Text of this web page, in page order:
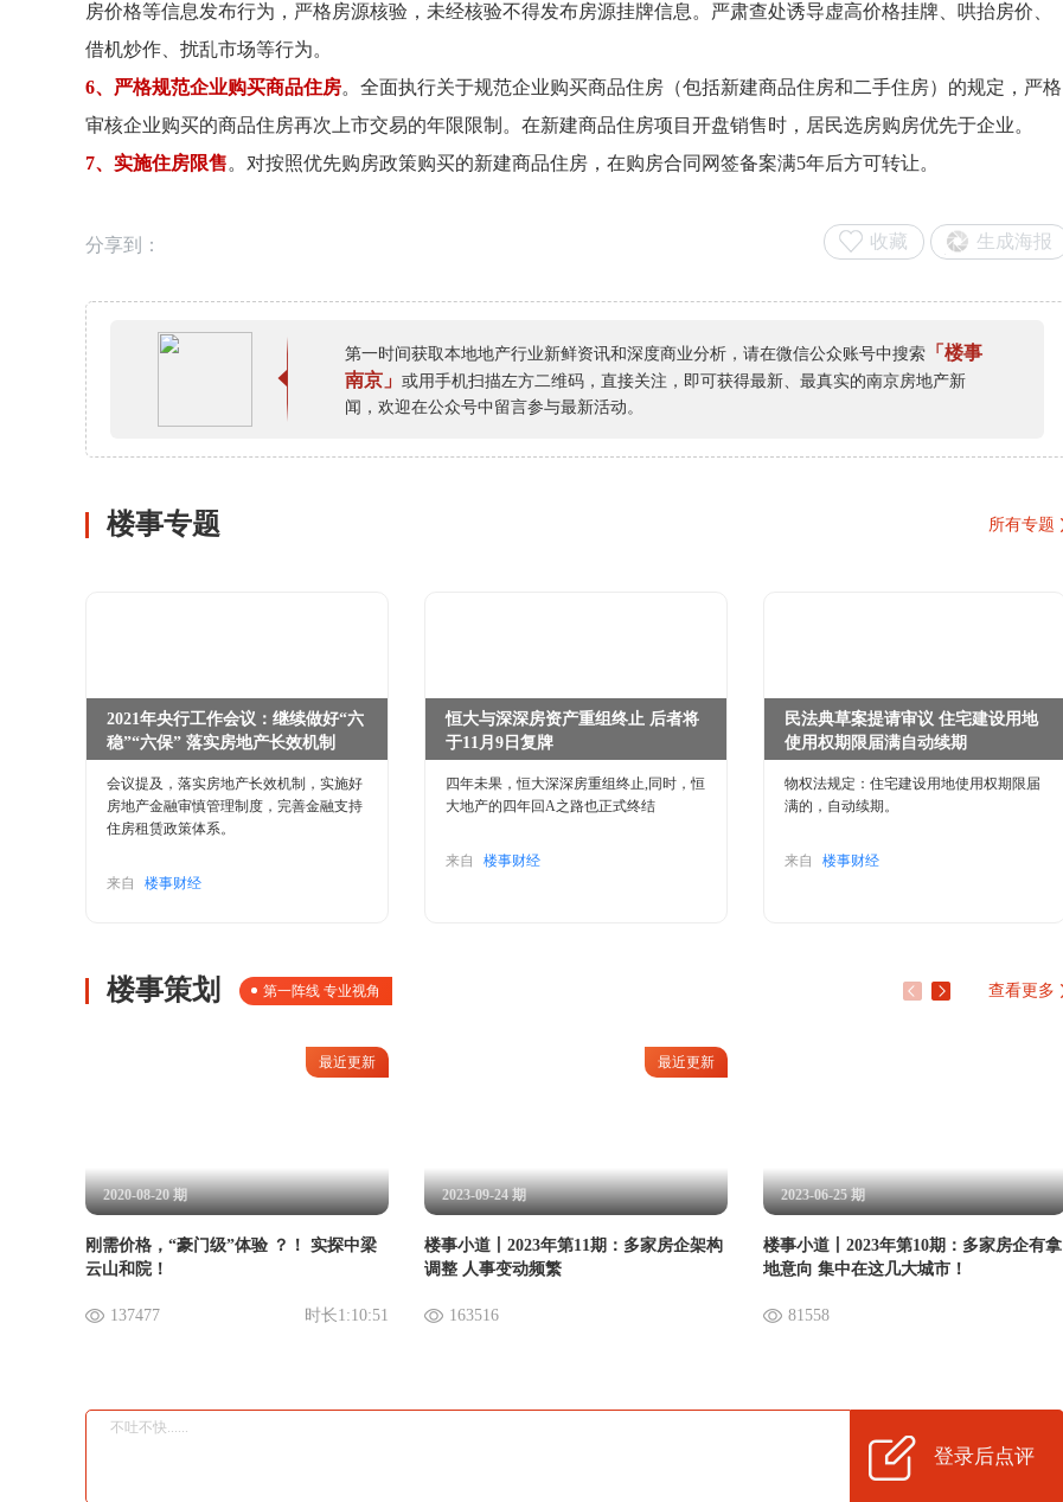
房价格等信息发布行为，严格房源核验，未经核验不得发布房源挂牌信息。严肃查处诱导虚高价格挂牌、哄抬房价、
借机炒作、扰乱市场等行为。
6、严格规范企业购买商品住房。全面执行关于规范企业购买商品住房（包括新建商品住房和二手住房）的规定，严格
审核企业购买的商品住房再次上市交易的年限限制。在新建商品住房项目开盘销售时，居民选房购房优先于企业。
7、实施住房限售。对按照优先购房政策购买的新建商品住房，在购房合同网签备案满5年后方可转让。
生成海报
收藏
分享到：
第一时间获取本地地产行业新鲜资讯和深度商业分析，请在微信公众账号中搜索 「楼事
南京」 或用手机扫描左方二维码，直接关注，即可获得最新、最真实的南京房地产新
闻，欢迎在公众号中留言参与最新活动。
楼事专题 所有专题
2021年央行工作会议：继续做好“六
稳”“六保” 落实房地产长效机制
会议提及，落实房地产长效机制，实施好
房地产金融审慎管理制度，完善金融支持
住房租赁政策体系。
来自 楼事财经
恒大与深深房资产重组终止 后者将
于11月9日复牌
四年未果，恒大深深房重组终止,同时，恒
大地产的四年回A之路也正式终结
来自 楼事财经
民法典草案提请审议 住宅建设用地
使用权期限届满自动续期
物权法规定：住宅建设用地使用权期限届
满的，自动续期。
来自 楼事财经
第一阵线 专业视角
楼事策划 查看更多
2020-08-20 期
最近更新
刚需价格，“豪门级”体验 ？！ 实探中梁
云山和院！
137477 时长1:10:51
2023-09-24 期
最近更新
楼事小道丨2023年第11期：多家房企架构
调整 人事变动频繁
163516
2023-06-25 期
楼事小道丨2023年第10期：多家房企有拿
地意向 集中在这几大城市！
81558
登录后点评